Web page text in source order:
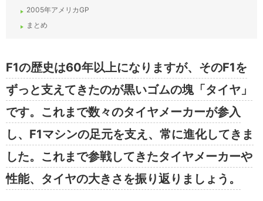
2005年アメリカGP
まとめ
F1の歴史は60年以上になりますが、そのF1を
ずっと支えてきたのが黒いゴムの塊「タイヤ」
です。これまで数々のタイヤメーカーが参入
し、F1マシンの足元を支え、常に進化してきま
した。これまで参戦してきたタイヤメーカーや
性能、タイヤの大きさを振り返りましょう。